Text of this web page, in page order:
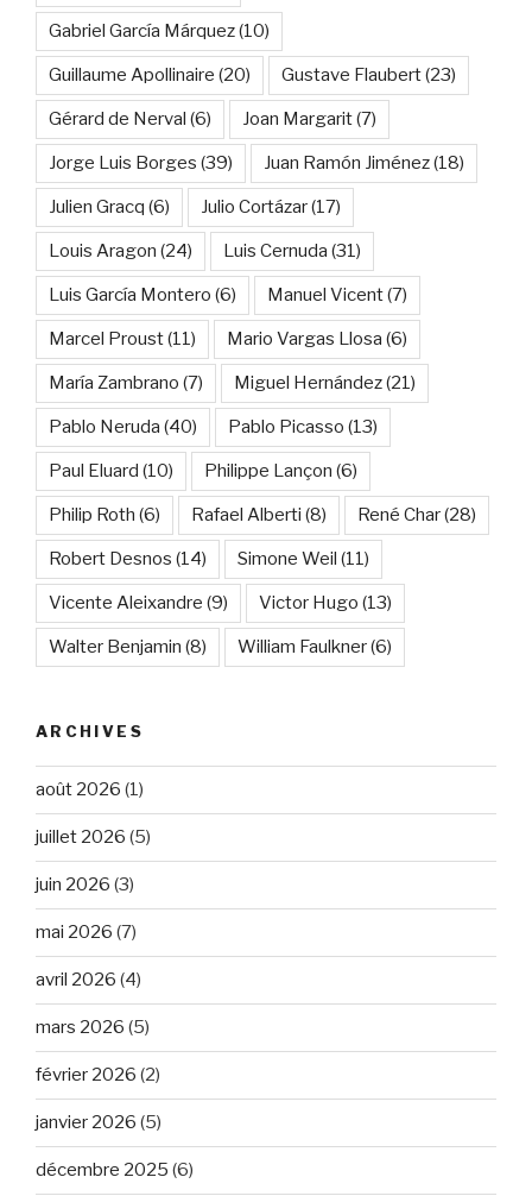
Gabriel García Márquez(10)
Guillaume Apollinaire (20) Gustave Flaubert(23)
Gérard de Nerval (6) Joan Margarit(7)
Jorge Luis Borges (39) Juan Ramón Jiménez(18)
Julien Gracq (6) Julio Cortázar(17)
Louis Aragon (24) Luis Cernuda (31)
Luis García Montero (6) Manuel Vicent(7)
Marcel Proust(11) Mario Vargas Llosa (6)
María Zambrano (7) Miguel Hernández(21)
Pablo Neruda (40) Pablo Picasso (13)
Paul Eluard (10) Philippe Lançon (6)
Philip Roth (6) Rafael Alberti (8) René Char(28)
Robert Desnos (14) Simone Weil (11)
Vicente Aleixandre (9) Victor Hugo (13)
Walter Benjamin (8) William Faulkner(6)
ARCHIVES
août 2026 (1)
juillet 2026 (5)
juin 2026 (3)
mai 2026 (7)
avril 2026 (4)
mars 2026 (5)
février 2026 (2)
janvier 2026 (5)
décembre 2025 (6)